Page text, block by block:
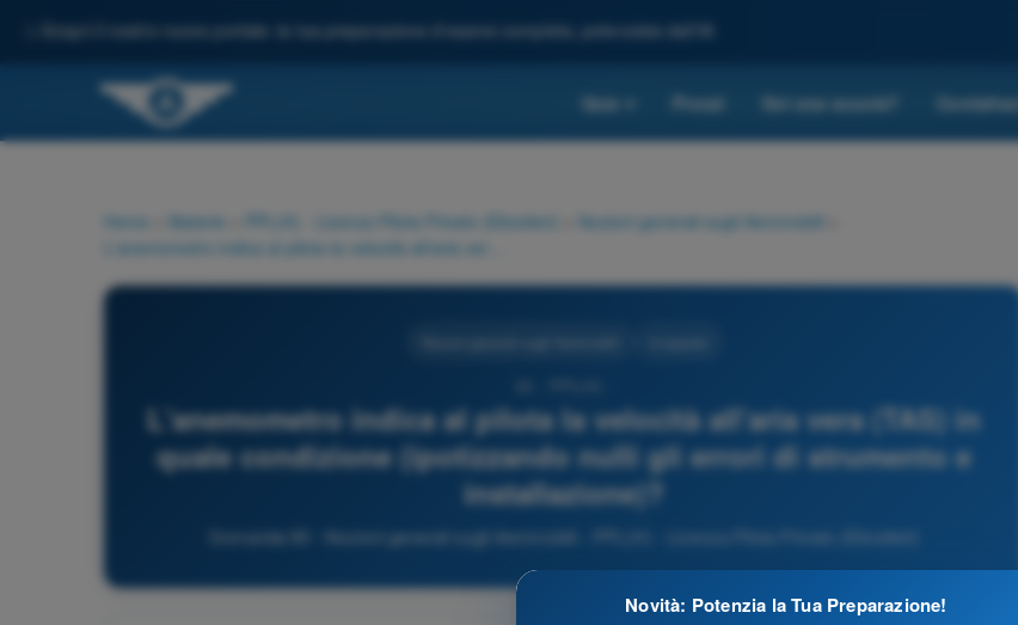
Scopri il nostro nuovo portale: la tua preparazione d'esame completa, potenziata dall'IA
Quiz Prezzi Sei una scuola? Contattaci
Home Materie PPL(H) - Licenza Pilota Privato (Elicotteri) Nozioni generali sugli Aeromobili
L'anemometro indica al pilota la velocità all'aria vera (TAS) in
quale condizione (ipotizzando nulli gli errori di strumento e
installazione)?
Domanda 60 - Nozioni generali sugli Aeromobili - PPL(H) - Licenza Pilota Privato (Elicotteri)
Novità: Potenzia la Tua Preparazione!